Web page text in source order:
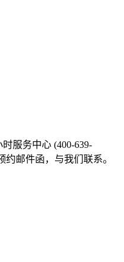
服务中心 (400-639-
邮件函，与我们联系。